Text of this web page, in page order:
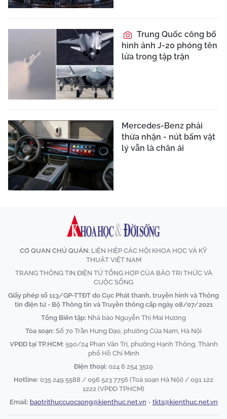
Trung Quốc công bố
hình ảnh J-20 phóng tên
lửa trong tập trận
Mercedes-Benz phải
thừa nhận - nút bấm vật
lý vẫn là chân ái
CƠ QUAN CHỦ QUẢN: LIÊN HIỆP CÁC HỘI KHOA HỌC VÀ KỸ
THUẬT VIỆT NAM
TRANG THÔNG TIN ĐIỆN TỬ TỔNG HỢP CỦA BÁO TRI THỨC VÀ
CUỘC SỐNG
Giấy phép số 113/GP-TTĐT do Cục Phát thanh, truyền hình và Thông
tin điện tử - Bộ Thông tin và Truyền thông cấp ngày 08/07/2021
Tổng Biên tập: Nhà báo Nguyễn Thị Mai Hương
Tòa soạn: Số 70 Trần Hưng Đạo, phường Cửa Nam, Hà Nội
VPĐD tại TP.HCM: 590/24 Phan Văn Trị, phường Hạnh Thông, Thành
phố Hồ Chí Minh
Điện thoại: 024 6 254 3519
Hotline: 035 249 5588 / 096 523 7756 (Toà soạn Hà Nội) / 091 122
1222 (VPĐD TPHCM)
Email: baotrithuccuocsong@kienthuc.net.vn - tkts@kienthuc.net.vn